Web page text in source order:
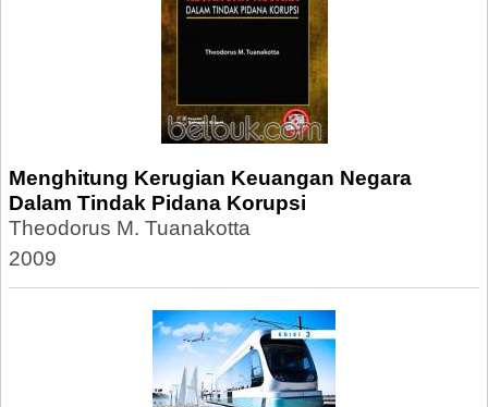
Menghitung Kerugian Keuangan Negara
Dalam Tindak Pidana Korupsi
Theodorus M. Tuanakotta
2009